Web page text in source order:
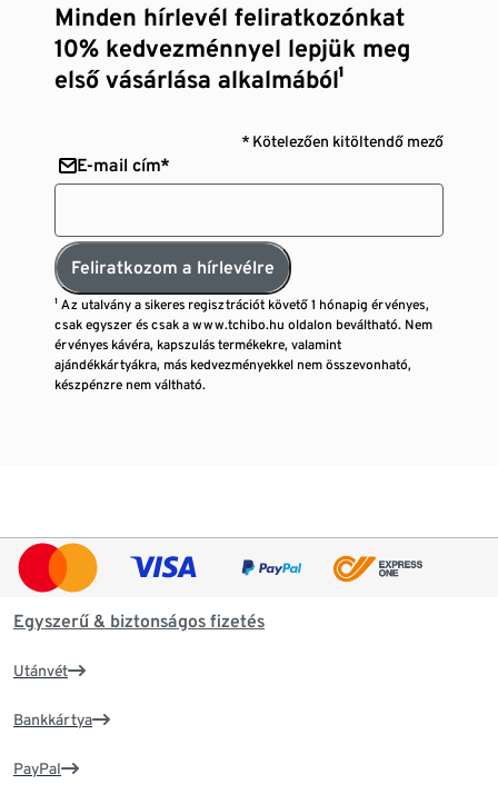
Minden hírlevél feliratkozónkat
10% kedvezménnyel lepjük meg
első vásárlása alkalmából¹
* Kötelezően kitöltendő mező
E-mail cím*
Feliratkozom a hírlevélre
¹ Az utalvány a sikeres regisztrációt követő 1 hónapig érvényes,
csak egyszer és csak a www.tchibo.hu oldalon beváltható. Nem
érvényes kávéra, kapszulás termékekre, valamint
ajándékkártyákra, más kedvezményekkel nem összevonható,
készpénzre nem váltható.
Egyszerű & biztonságos fizetés
Utánvét
Bankkártya
PayPal